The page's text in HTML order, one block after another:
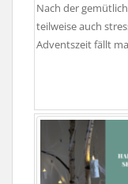
Nach der
teilweise auch
Adventszeit fällt